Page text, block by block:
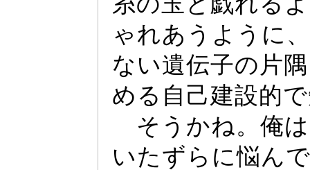
ゃれあうように
ない遺伝子の片
める自己建設的
そうかね。俺
いたずらに悩ん